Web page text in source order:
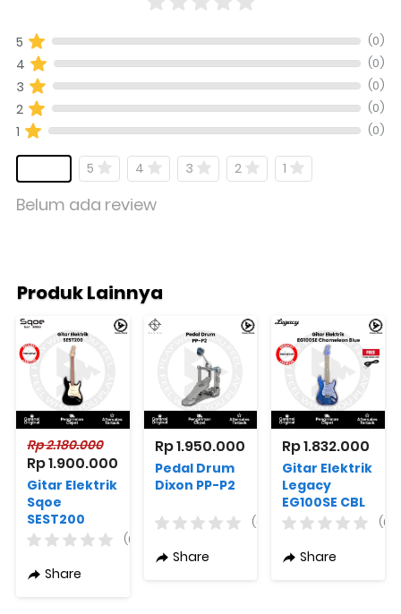
5 (0)
4 (0)
3 (0)
2 (0)
1 (0)
5 4 3 2 1
Belum ada review
Produk Lainnya
Rp 2.180.000
Rp 1.900.000
Gitar Elektrik
Sqoe
SEST200
Strat Style
Warna
(0)
Share
Rp 1.950.000
Pedal Drum
Dixon PP-P2
(0)
Share
Rp 1.832.000
Gitar Elektrik
Legacy
EG100SE CBL
Chameleon
(0)
Share